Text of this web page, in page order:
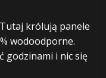
Tutaj królują panele
wodoodporne.
godzinami i nic się